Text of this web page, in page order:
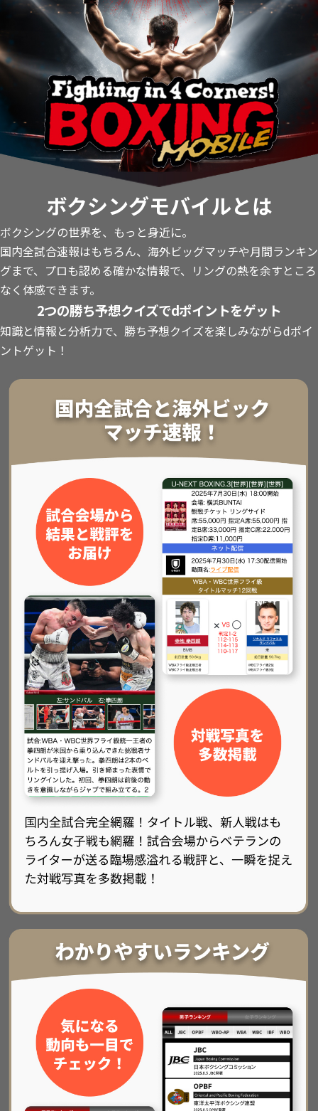
ボクシングモバイルとは
ボクシングの世界を、もっと身近に。
国内全試合速報はもちろん、海外ビッグマッチや月間ランキン
グまで、プロも認める確かな情報で、リングの熱を余すところ
なく体感できます。
2つの勝ち予想クイズでdポイントをゲット
知識と情報と分析力で、勝ち予想クイズを楽しみながらdポイ
ントゲット！